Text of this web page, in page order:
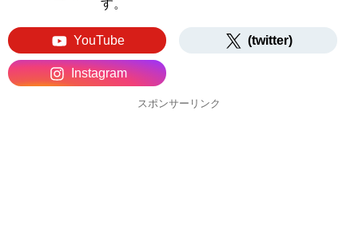
す。
YouTube (twitter)
Instagram
スポンサーリンク